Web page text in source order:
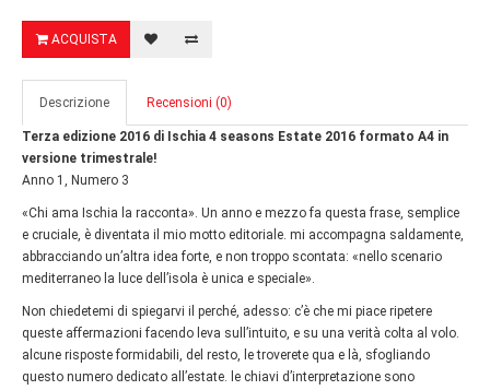
ACQUISTA
Descrizione Recensioni (0)
Terza edizione 2016 di Ischia 4 seasons Estate 2016 formato A4 in
versione trimestrale!
Anno 1, Numero 3
«Chi ama Ischia la racconta». Un anno e mezzo fa questa frase, semplice
e cruciale, è diventata il mio motto editoriale. mi accompagna saldamente,
abbracciando un’altra idea forte, e non troppo scontata: «nello scenario
mediterraneo la luce dell’isola è unica e speciale».
Non chiedetemi di spiegarvi il perché, adesso: c’è che mi piace ripetere
queste affermazioni facendo leva sull’intuito, e su una verità colta al volo.
alcune risposte formidabili, del resto, le troverete qua e là, sfogliando
questo numero dedicato all’estate. le chiavi d’interpretazione sono